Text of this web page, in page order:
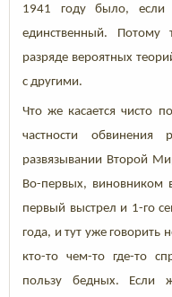
1941 году было,
единственный. Потому
разряде вероятных
с другими.
Что же касается чисто
частности обвинения
развязывании Второй
Во-первых, виновником
первый выстрел и 1-го
года, и тут уже говорить
кто-то чем-то где-то
пользу бедных. Если